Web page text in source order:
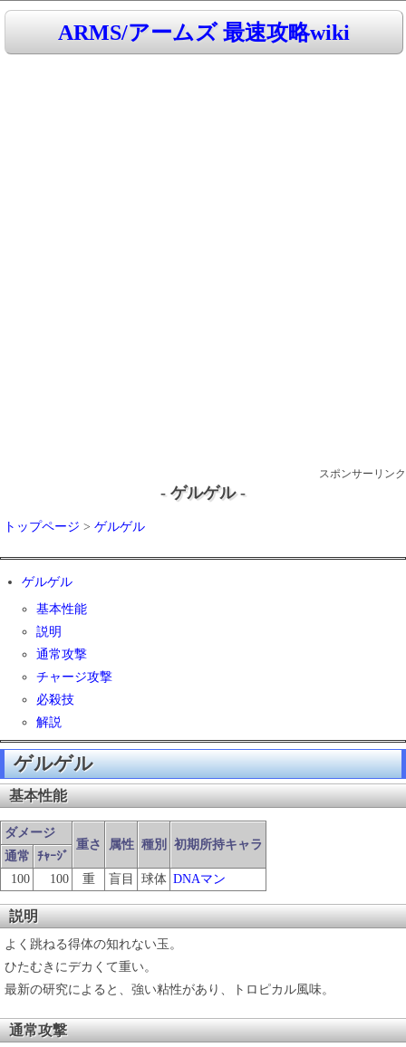
ARMS/アームズ 最速攻略wiki
スポンサーリンク
- ゲルゲル -
トップページ > ゲルゲル
ゲルゲル
基本性能
説明
通常攻撃
チャージ攻撃
必殺技
解説
ゲルゲル
基本性能
ダメージ
重さ
属性 種別
初期所持キャラ
通常 ﾁｬｰｼﾞ
100
100 重 盲目 球体 DNAマン
説明
よく跳ねる得体の知れない玉。
ひたむきにデカくて重い。
最新の研究によると、強い粘性があり、トロピカル風味。
通常攻撃